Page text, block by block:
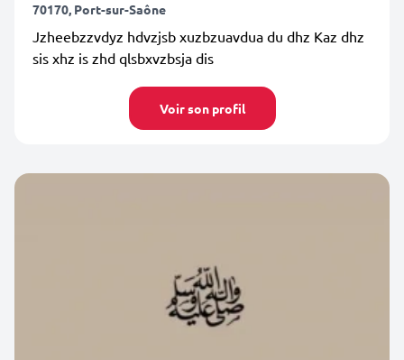
70170, Port-sur-Saône
Jzheebzzvdyz hdvzjsb xuzbzuavdua du dhz Kaz dhz
sis xhz is zhd qlsbxvzbsja dis
Voir son profil